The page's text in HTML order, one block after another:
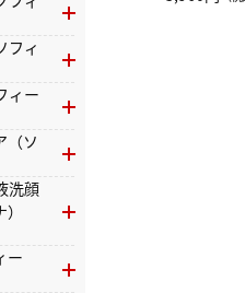
フィ
ィー
（ソ
洗顔
ー